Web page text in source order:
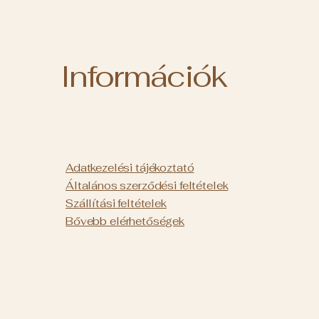
Információk
Adatkezelési tájékoztató
Általános szerződési feltételek
Szállítási feltételek
Bővebb elérhetőségek